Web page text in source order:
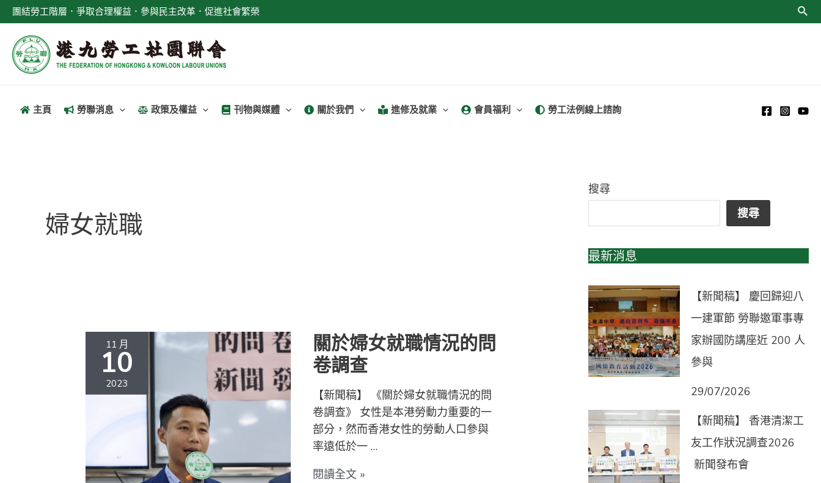
至
團結勞工階層．爭取合理權益．參與民主改革．促進社會繁榮
主頁 勞聯消息 政策及權益 刊物與媒體 關於我們 進修及就業 會員福利 勞工法例線上諮詢
婦女就職
11 月
10
2023
關於婦女就職情況的問
卷調查
【新聞稿】 《關於婦女就職情況的問
卷調查》 女性是本港勞動力重要的一
部分，然而香港女性的勞動人口參與
率遠低於一 …
女
就
職
況
的
問
卷
調
閱讀全文 »
搜尋
搜尋
最新消息
【新聞稿】 慶回歸迎八
一建軍節 勞聯邀軍事專
家辦國防講座近 200 人
參與
29/07/2026
【新聞稿】 香港清潔工
友工作狀況調查2026
新聞發布會